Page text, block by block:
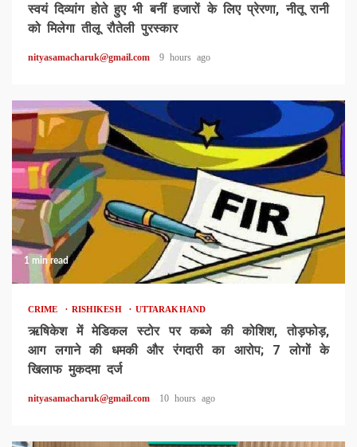
स्वयं दिव्यांग होते हुए भी बनीं हजारों के लिए प्रेरणा, नीतू रानी
को मिलेगा तीलू रौतेली पुरस्कार
nityasamacharuk@gmail.com 9 hours ago
1 min read
CRIME RISHIKESH UTTARAKHAND
ऋषिकेश में मेडिकल स्टोर पर कब्जे की कोशिश, तोड़फोड़,
आग लगाने की धमकी और रंगदारी का आरोप; 7 लोगों के
खिलाफ मुकदमा दर्ज
nityasamacharuk@gmail.com 10 hours ago